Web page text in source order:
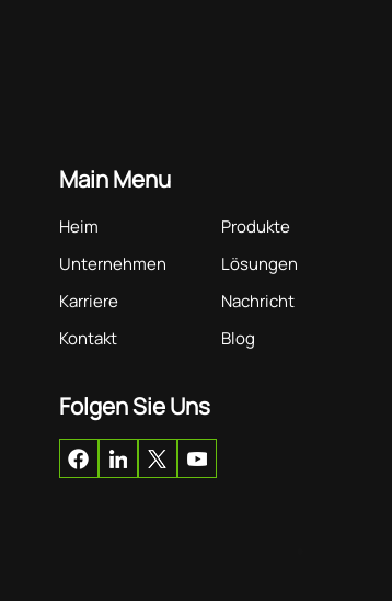
Main Menu
Heim
Produkte
Unternehmen
Lösungen
Karriere
Nachricht
Kontakt
Blog
Folgen Sie Uns